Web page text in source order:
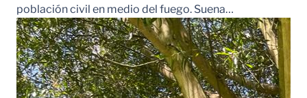
población civil en medio del fuego. Suena…